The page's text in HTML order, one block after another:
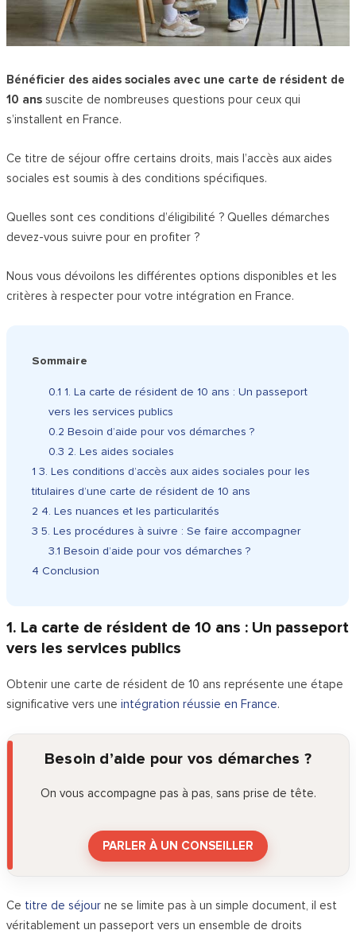
Bénéficier des aides sociales avec une carte de résident de
10 ans suscite de nombreuses questions pour ceux qui
s’installent en France.
Ce titre de séjour offre certains droits, mais l’accès aux aides
sociales est soumis à des conditions spécifiques.
Quelles sont ces conditions d’éligibilité ? Quelles démarches
devez-vous suivre pour en profiter ?
Nous vous dévoilons les différentes options disponibles et les
critères à respecter pour votre intégration en France.
Sommaire
0.1 1. La carte de résident de 10 ans : Un passeport
vers les services publics
0.2 Besoin d’aide pour vos démarches ?
0.3 2. Les aides sociales
1 3. Les conditions d’accès aux aides sociales pour les
titulaires d’une carte de résident de 10 ans
2 4. Les nuances et les particularités
3 5. Les procédures à suivre : Se faire accompagner
3.1 Besoin d’aide pour vos démarches ?
4 Conclusion
1. La carte de résident de 10 ans : Un passeport
vers les services publics
Obtenir une carte de résident de 10 ans représente une étape
significative vers uneintégration réussie en France.
Besoin d’aide pour vos démarches ?
On vous accompagne pas à pas, sans prise de tête.
PARLER À UN CONSEILLER
Ce titre de séjour ne se limite pas à un simple document, il est
véritablement un passeport vers un ensemble de droits